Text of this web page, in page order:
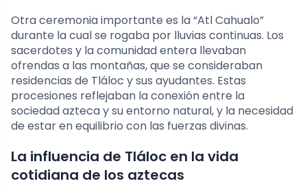
Otra ceremonia importante es la “Atl Cahualo”
durante la cual se rogaba por lluvias continuas. Los
sacerdotes y la comunidad entera llevaban
ofrendas a las montañas, que se consideraban
residencias de Tláloc y sus ayudantes. Estas
procesiones reflejaban la conexión entre la
sociedad azteca y su entorno natural, y la necesidad
de estar en equilibrio con las fuerzas divinas.
La influencia de Tláloc en la vida
cotidiana de los aztecas